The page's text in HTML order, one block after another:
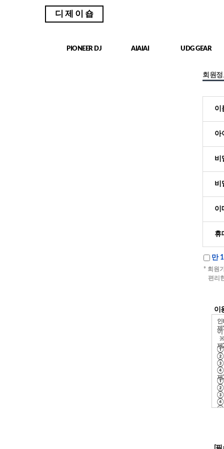
디제이숍
PIONEER DJ AIAIAI UDG GEAR
회원정
이
아
비
비
이
휴
만
* 회원
편리
이